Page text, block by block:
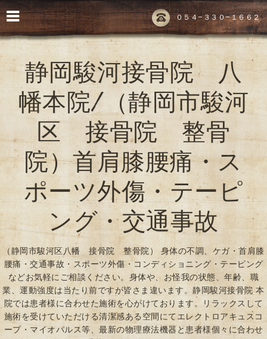
０５４-３３０-１６６２
静岡駿河接骨院 八
幡本院/（静岡市駿河
区 接骨院 整骨
院）首肩膝腰痛・ス
ポーツ外傷・テーピ
ング・交通事故
（静岡市駿河区八幡 接骨院 整骨院） 身体の不調、ケガ・首肩膝
腰痛・交通事故・スポーツ外傷・コンディショニング・テーピング
などお気軽にご相談ください。身体や、お怪我の状態、年齢、職
業、運動強度は当たり前ですが皆さま違います。静岡駿河接骨院 本
院では患者様に合わせた施術を心がけております。リラックスして
施術を受けていただける清潔感ある空間にてエレクトロアキュスコ
ープ・マイオパルス等、最新の物理療法機器と患者様個々に合わせ